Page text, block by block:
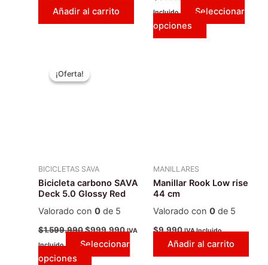
Añadir al carrito
Incluido
Seleccionar
opciones
de
¡Oferta!
¡Oferta!
BICICLETAS SAVA
Bicicleta carbono SAVA
Deck 5.0 Glossy Red
Valorado con 0de 5
$1.599.990
original
$999.990 IVA
Incluido
Seleccionar
opciones
elegir
página
de
MANILLARES
Manillar Rook Low rise
44 cm
Valorado con 0de 5
$9.990 IVA Incluido
Añadir al carrito